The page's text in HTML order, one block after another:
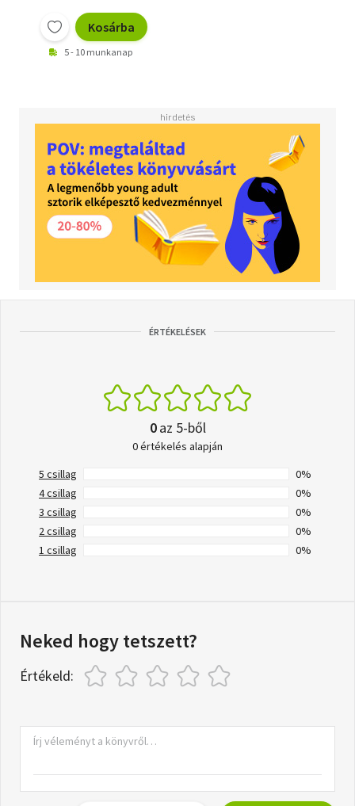
Kosárba
5 - 10 munkanap
ÉRTÉKELÉSEK
0az 5-ből
0 értékelés alapján
5 csillag
0%
4 csillag
0%
3 csillag
0%
2 csillag
0%
1 csillag
0%
Neked hogy tetszett?
Értékeld: